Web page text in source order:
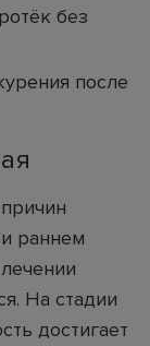
без
после
раннем
На стадии
достигает